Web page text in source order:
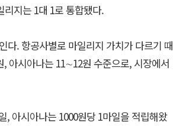
지는 1대 1로 통합됐다.
다. 항공사별로 마일리지 가치가 다르기 때
아시아나는 11∼12원 수준으로, 시장에서
, 아시아나는 1000원당 1마일을 적립해왔